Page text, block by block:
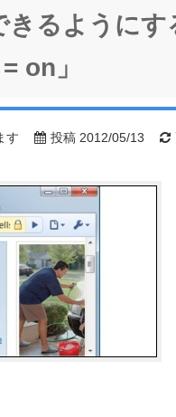
きるようにす
on」
す 投稿 2012/05/13